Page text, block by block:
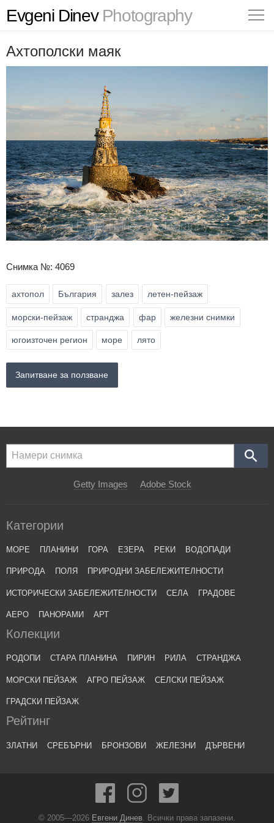
Evgeni DinevPhotography
Ахтополски маяк
Снимка №: 4069
ахтопол България залез летен-пейзаж
морски-пейзаж странджа фар железни снимки
югоизточен регион море лято
Запитване за ползване
Getty Images Adobe Stock
Категории
МОРЕ ПЛАНИНИ ГОРА ЕЗЕРА РЕКИ ВОДОПАДИ
ПРИРОДА ПОЛЯ ПРИРОДНИ ЗАБЕЛЕЖИТЕЛНОСТИ
ИСТОРИЧЕСКИ ЗАБЕЛЕЖИТЕЛНОСТИ СЕЛА ГРАДОВЕ
АЕРО ПАНОРАМИ АРТ
Колекции
РОДОПИ СТАРА ПЛАНИНА ПИРИН РИЛА СТРАНДЖА
МОРСКИ ПЕЙЗАЖ АГРО ПЕЙЗАЖ СЕЛСКИ ПЕЙЗАЖ
ГРАДСКИ ПЕЙЗАЖ
Рейтинг
ЗЛАТНИ СРЕБЪРНИ БРОНЗОВИ ЖЕЛЕЗНИ ДЪРВЕНИ
© 2005—2026 Евгени Динев . Всички права запазени.